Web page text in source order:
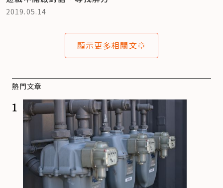
2019.05.14
顯示更多相關文章
熱門文章
1